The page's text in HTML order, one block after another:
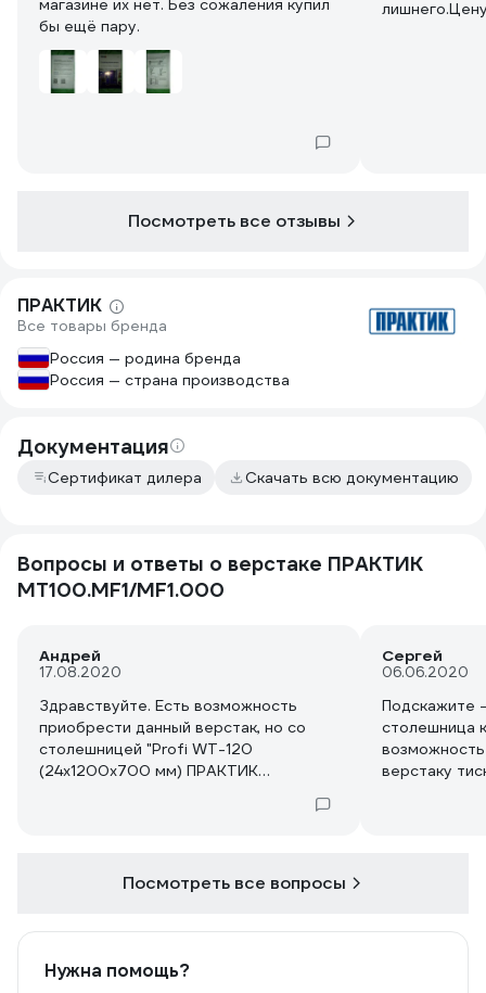
магазине их нет. Без сожаления купил
бы ещё пару.
Посмотреть все отзывы
ПРАКТИК
Все товары бренда
Россия — родина бренда
Россия — страна производства
Документация
Сертификат дилера Скачать всю документацию
Вопросы и ответы о верстаке ПРАКТИК
MT100.MF1/MF1.000
Андрей
17.08.2020
Здравствуйте. Есть возможность
приобрести данный верстак, но со
столешницей "Profi WT-120
(24х1200х700 мм) ПРАКТИК
Сергей
06.06.2020
Подскажите
столешница
верстаку
Посмотреть все вопросы
Нужна помощь?